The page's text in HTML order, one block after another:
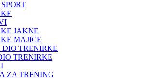
SPORT
JAKNE
MAJICE
DIO TRENIRKE
TRENIRKE
ZA TRENING